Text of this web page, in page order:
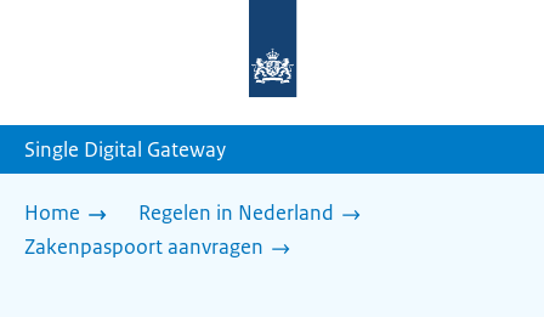
homepage
Single Digital Gateway
Home
Regelen in Nederland
Zakenpaspoort aanvragen